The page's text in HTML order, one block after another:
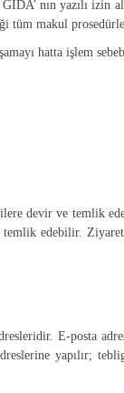
nın yazılı izin
tüm makul
hatta işlem
devir ve temlik
temlik edebilir.
E-posta
yapılır;